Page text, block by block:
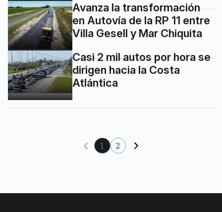
Avanza la transformación
en Autovía de la RP 11 entre
Villa Gesell y Mar Chiquita
Casi 2 mil autos por hora se
dirigen hacia la Costa
Atlántica
1 2